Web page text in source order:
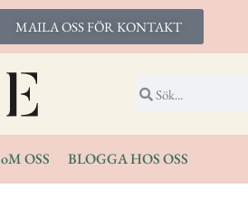
MAILA OSS FÖR KONTAKT
oM OSS BLOGGA HOS OSS